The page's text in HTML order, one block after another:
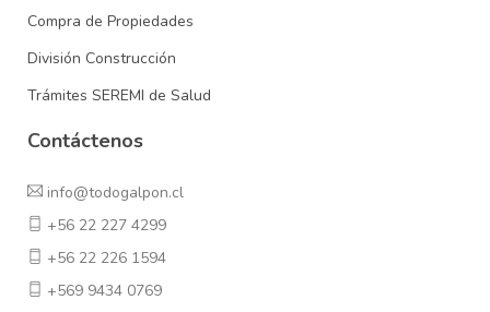
Compra de Propiedades
División Construcción
Trámites SEREMI de Salud
Contáctenos
info@todogalpon.cl
+56 22 227 4299
+56 22 226 1594
+569 9434 0769